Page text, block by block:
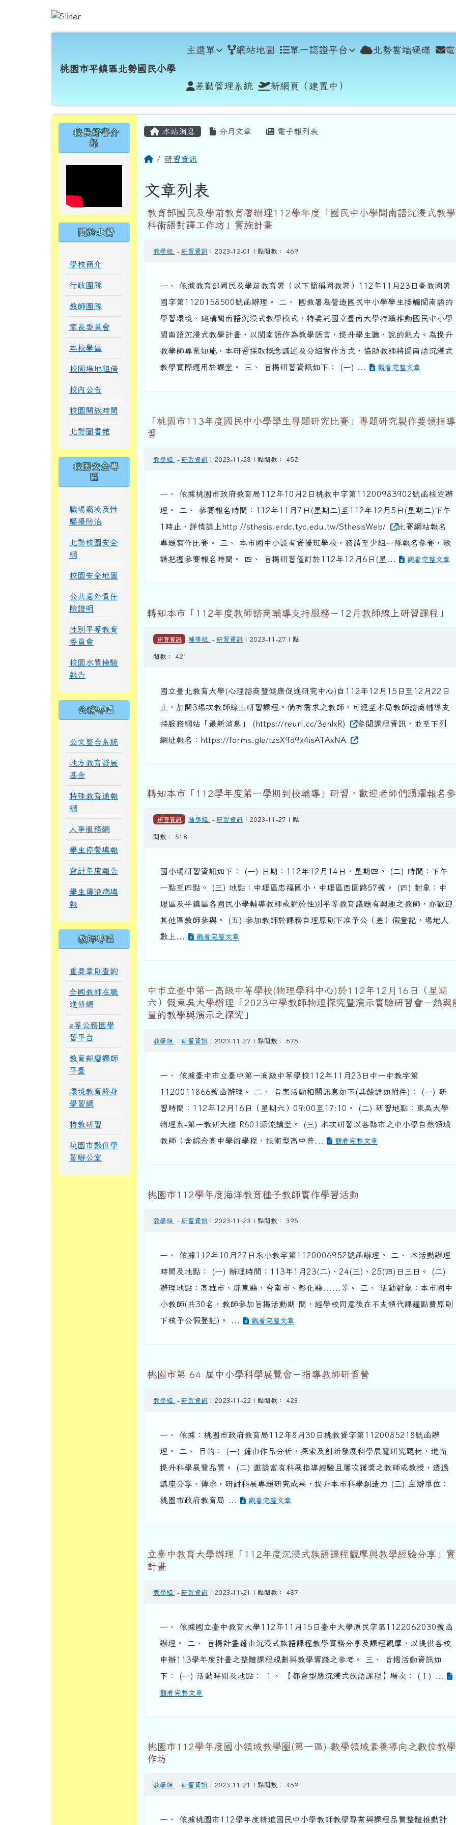
桃園市平鎮區北勢國民小學
桃園市平鎮區北勢國民小學
主選單 網站地圖 單一認證平台 北勢雲端硬碟
差勤管理系統 新網頁（建置中）
左邊區域內容
校長好書介
紹
關於北勢
學校簡介
行政團隊
教師團隊
家長委員會
本校學區
校園場地租借
校內公告
校園開放時間
北勢圖書館
校園安全專
區
職場霸凌及性
騷擾防治
北勢校園安全
網
校園安全地圖
公共意外責任
險證明
性別平等教育
委員會
校園水質檢驗
報告
公務專區
公文整合系統
地方教育發展
基金
特殊教育通報
網
人事服務網
學生停餐填報
會計年度報告
學生傳染病填
報
教師專區
重要章則查詢
全國教師在職
進修網
e等公務園學
習平台
教育部磨課師
平臺
環境教育終身
學習網
特教研習
桃園市數位學
習辦公室
主內容區域
本站消息 分月文章 電子報列表
回首頁研習資訊
文章列表
教育部國民及學前教育署辦理112學年度「國民中小學閩南語沉浸式教
科術語對譯工作坊」實施計畫
教學組 - 研習資訊| 2023-12-01 | 點閱數： 469
一、 依據教育部國民及學前教育署（以下簡稱國教署）112年11月23日臺教國署
國字第1120158500號函辦理。 二、 國教署為營造國民中小學學生接觸閩南語的
學習環境、建構閩南語沉浸式教學模式，特委託國立臺南大學持續推動國民中小學
閩南語沉浸式教學計畫，以閩南語作為教學語言，提升學生聽、說的能力。為提升
教學師專業知能，本研習採取概念講述及分組實作方式，協助教師將閩南語沉浸式
教學實際運用於課堂。 三、 旨揭研習資訊如下： (一) ...
觀看完整文章
「桃園市113年度國民中小學學生專題研究比賽」專題研究製作要領指
習
教學組 - 研習資訊| 2023-11-28 | 點閱數： 452
一、 依據桃園市政府教育局112年10月2日桃教中字第11200983902號函核定辦
理。 二、 參賽報名時間：112年11月7日(星期二)至112年12月5日(星期二)下午
1時止，詳情請上http://sthesis.erdc.tyc.edu.tw/SthesisWeb/
比賽網站報名
專題寫作比賽。 三、 本市國中小設有資優班學校，務請至少組一隊報名參賽，敬
請把握參賽報名時間。 四、 旨揭研習僅訂於112年12月6日(星...
觀看完整文章
轉知本市「112年度教師諮商輔導支持服務－12月教師線上研習課程」
研習資訊 輔導組 -研習資訊 | 2023-11-27 | 點
閱數： 421
國立臺北教育大學(心理諮商暨健康促進研究中心)自112年12月15日至12月22日
止，加開3場次教師線上研習課程。倘有需求之教師，可逕至本局教師諮商輔導支
持服務網站「最新消息」 (https://reurl.cc/3enlxR)
參閱課程資訊，並至下列
網址報名：https://forms.gle/tzsX9d9x4isATAxNA
轉知本市「112學年度第一學期到校輔導」研習，歡迎老師們踴躍報名
研習資訊 輔導組 -研習資訊 | 2023-11-27 | 點
閱數： 518
國小場研習資訊如下： (一) 日期：112年12月14日，星期四。 (二) 時間：下午
一點至四點。 (三) 地點：中壢區忠福國小，中壢區西園路57號。 (四) 對象：中
壢區及平鎮區各國民小學輔導教師或對於性別平等教育議題有興趣之教師，亦歡迎
其他區教師參與。 (五) 參加教師於課務自理原則下准予公（差）假登記，場地人
數上...
觀看完整文章
中市立臺中第一高級中等學校(物理學科中心)於112年12月16日（星期
六）假東吳大學辦理「2023中學教師物理探究暨演示實驗研習會－熱與
量的教學與演示之探究」
教學組 - 研習資訊| 2023-11-27 | 點閱數： 675
一、 依據臺中市立臺中第一高級中等學校112年11月23日中一中教字第
1120011866號函辦理。 二、 旨案活動相關訊息如下(其餘詳如附件)： (一) 研
習時間：112年12月16日（星期六）09:00至17:10。 (二) 研習地點：東吳大學
物理系-第一教研大樓 R601源流講堂。 (三) 本次研習以各縣市之中小學自然領域
教師（含綜合高中學術學程、技術型高中普...
觀看完整文章
桃園市112學年度海洋教育種子教師實作學習活動
教學組 - 研習資訊| 2023-11-23 | 點閱數： 395
一、 依據112年10月27日永小教字第1120006952號函辦理。 二、 本活動辦理
時間及地點： (一) 辦理時間：113年1月23(二)、24(三)、25(四)日三日。 (二)
辦理地點：高雄市、屏東縣、台南市、彰化縣......等。 三、 活動對象：本市國中
小教師(共30名，教師參加旨揭活動期 間，經學校同意後在不支領代課鐘點費原則
下核予公假登記)。 ...
觀看完整文章
桃園市第 64 屆中小學科學展覽會－指導教師研習營
教學組 - 研習資訊| 2023-11-22 | 點閱數： 423
一、 依據：桃園市政府教育局112年8月30日桃教資字第1120085218號函辦
理。 二、 目的： (一) 藉由作品分析，探索及創新發展科學展覽研究題材，進而
提升科學展覽品質。 (二) 邀請富有科展指導經驗且屢次獲獎之教師或教授，透過
講座分享、傳承，研討科展專題研究成果，提升本市科學創造力 (三) 主辦單位：
桃園市政府教育局 ...
觀看完整文章
立臺中教育大學辦理「112年度沉浸式族語課程觀摩與教學經驗分享」
計畫
教學組 - 研習資訊| 2023-11-21 | 點閱數： 487
一、 依據國立臺中教育大學112年11月15日臺中大學原民字第1122062030號函
辦理。 二、 旨揭計畫藉由沉浸式族語課程教學實務分享及課程觀摩，以提供各校
申辦113學年度計畫之整體課程規劃與教學實踐之參考。 三、 旨揭活動資訊如
下： (一) 活動時間及地點： １、 【都會型態沉浸式族語課程】場次： (１) ...
觀看完整文章
桃園市112學年度國小領域教學圈(第一區)-數學領域素養導向之數位教
作坊
教學組 - 研習資訊| 2023-11-21 | 點閱數： 459
一、 依據桃園市112學年度精進國民中小學教師教學專業與課程品質整體推動計
頁尾區域